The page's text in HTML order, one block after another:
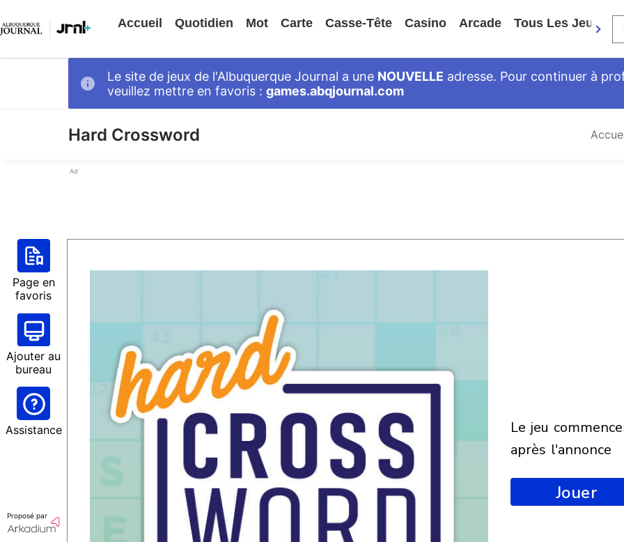
Accueil Quotidien Mot Carte Casse-Tête Casino Arcade Tous Les Jeux
Le site de jeux de l'Albuquerque Journal a une NOUVELLE adresse. Pour continuer à
veuillez mettre en favoris : games.abqjournal.com
Hard Crossword
Ad
Page en
favoris
Ajouter au
bureau
Assistance
Proposé par
le jeu commencera
après l'annonce
Jouer